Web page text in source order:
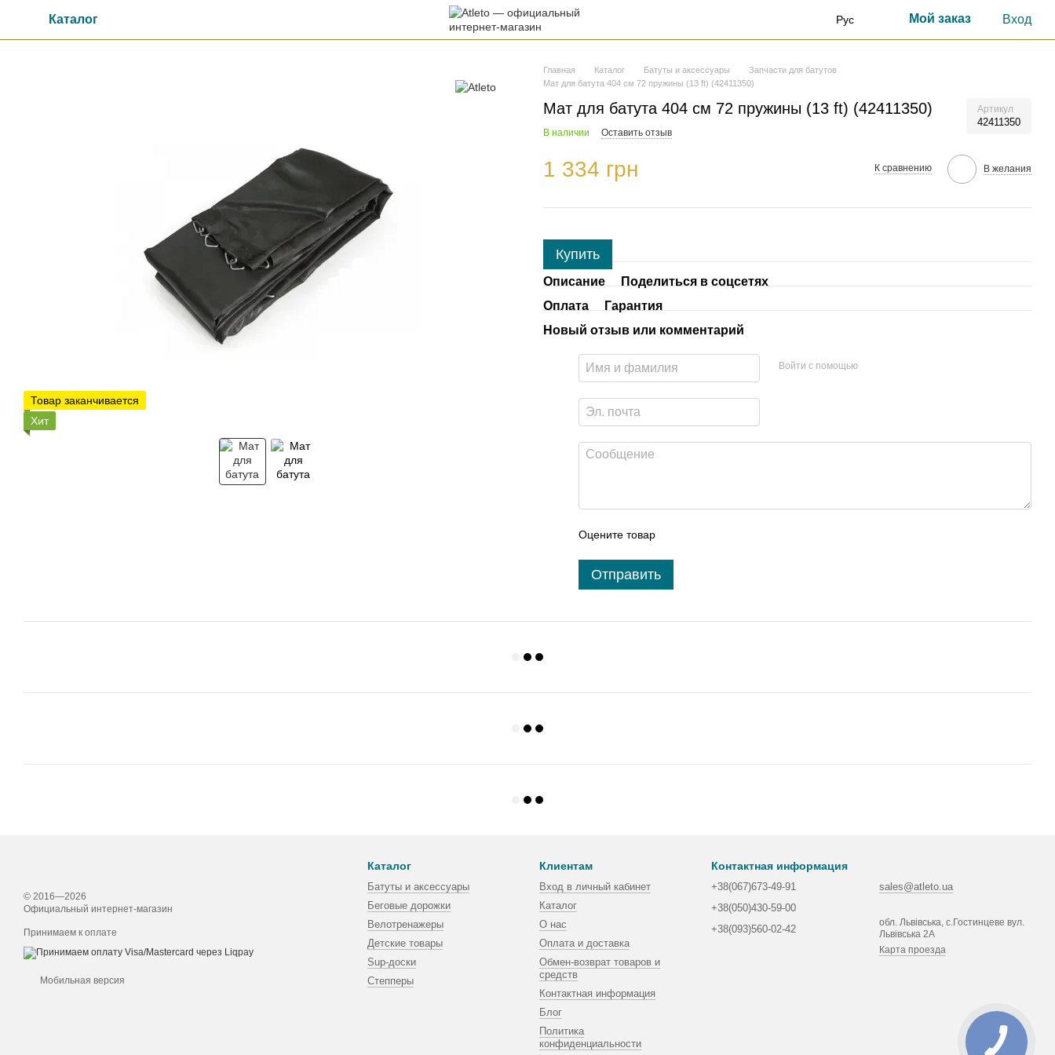
Перейти к основному контенту
Каталог Рус Мой заказ Вход
Товар заканчивается
Хит
Главная Каталог Батуты и аксессуары
Запчасти для батутов
Мат для батута 404 см 72 пружины (13 ft) (42411350)
Мат для батута 404 см 72 пружины (13 ft) (42411350) Артикул
42411350
В наличии Оставить отзыв
1 334 грн К сравнению В желания
Купить
Описание
Поделиться в соцсетях
Оплата
Гарантия
Новый отзыв или комментарий
Войти с помощью
Оцените товар
Отправить
© 2016—2026
Официальный интернет-магазин
Принимаем к оплате
Мобильная версия
Каталог
Батуты и аксессуары
Беговые дорожки
Велотренажеры
Детские товары
Sup-доски
Степперы
Клиентам
Вход в личный кабинет
Каталог
О нас
Оплата и доставка
Обмен-возврат товаров и
средств
Контактная информация
Блог
Политика
конфиденциальности
Контактная информация
+38(067)673-49-91
+38(050)430-59-00
+38(093)560-02-42
sales@atleto.ua
обл. Львівська, с.Гостинцеве вул.
Львівська 2А
Карта проезда